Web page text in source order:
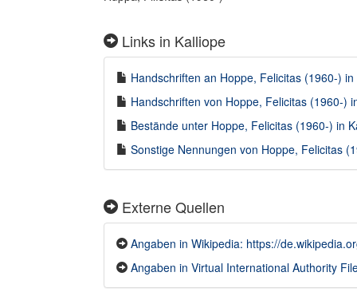
Links in Kalliope
Handschriften an Hoppe, Felicitas (1960-)
Handschriften von Hoppe, Felicitas (1960-)
Bestände unter Hoppe, Felicitas (1960-) in
Sonstige Nennungen von Hoppe, Felicitas
Externe Quellen
Angaben in Wikipedia: https://
Angaben in Virtual International Authority